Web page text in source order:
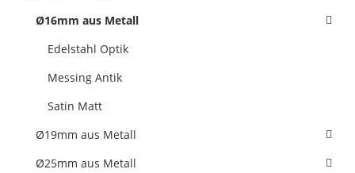
Ø16mm aus Metall
Edelstahl Optik
Messing Antik
Satin Matt
Ø19mm aus Metall
Ø25mm aus Metall